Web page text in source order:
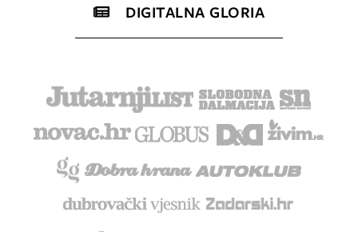
DIGITALNA GLORIA